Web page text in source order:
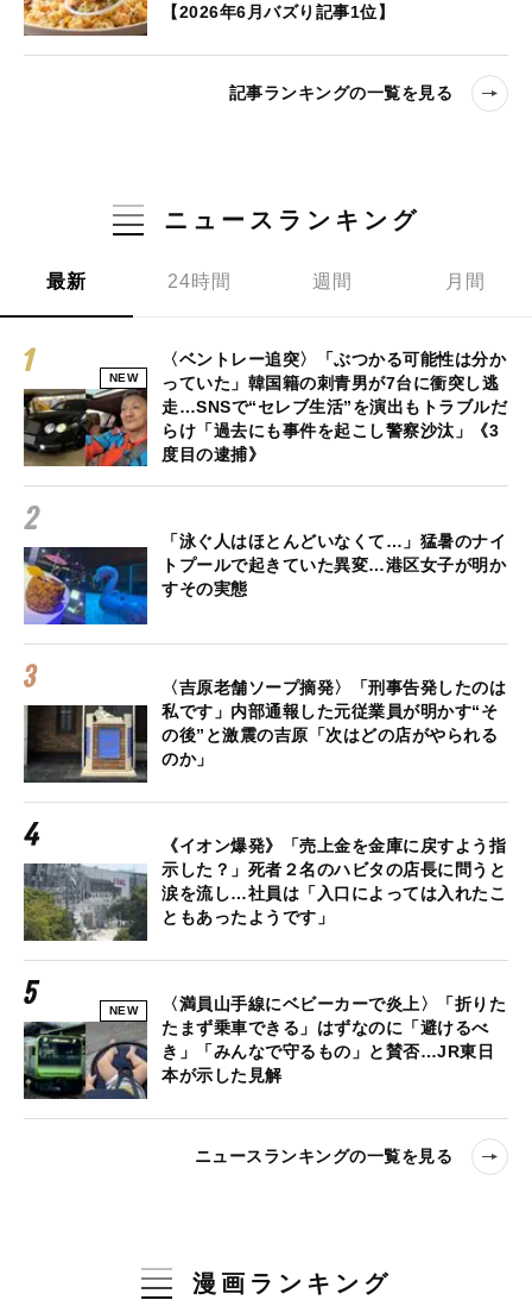
【2026年6月バズり記事1位】
記事ランキングの一覧を見る
ニュースランキング
最新 24時間 週間 月間
NEW
〈ベントレー追突〉「ぶつかる可能性は分か
っていた」韓国籍の刺青男が7台に衝突し逃
走…SNSで“セレブ生活”を演出もトラブルだ
らけ「過去にも事件を起こし警察沙汰」《3
度目の逮捕》
「泳ぐ人はほとんどいなくて…」猛暑のナイ
トプールで起きていた異変…港区女子が明か
すその実態
〈吉原老舗ソープ摘発〉「刑事告発したのは
私です」内部通報した元従業員が明かす“そ
の後”と激震の吉原「次はどの店がやられる
のか」
《イオン爆発》「売上金を金庫に戻すよう指
示した？」死者２名のハビタの店長に問うと
涙を流し…社員は「入口によっては入れたこ
ともあったようです」
NEW
〈満員山手線にベビーカーで炎上〉「折りた
たまず乗車できる」はずなのに「避けるべ
き」「みんなで守るもの」と賛否…JR東日
本が示した見解
ニュースランキングの一覧を見る
漫画ランキング